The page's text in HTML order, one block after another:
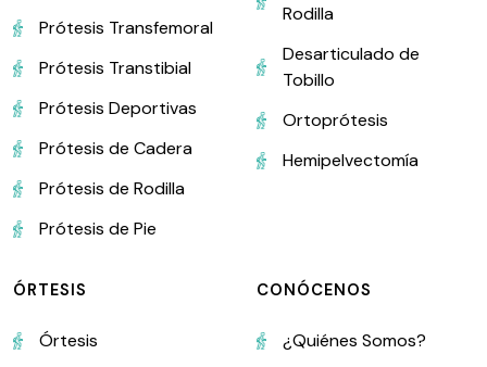
Prótesis Transfemoral
Prótesis Transtibial
Prótesis Deportivas
Prótesis de Cadera
Prótesis de Rodilla
Prótesis de Pie
Rodilla
Desarticulado de
Tobillo
Ortoprótesis
Hemipelvectomía
ÓRTESIS
Órtesis
CONÓCENOS
¿Quiénes Somos?